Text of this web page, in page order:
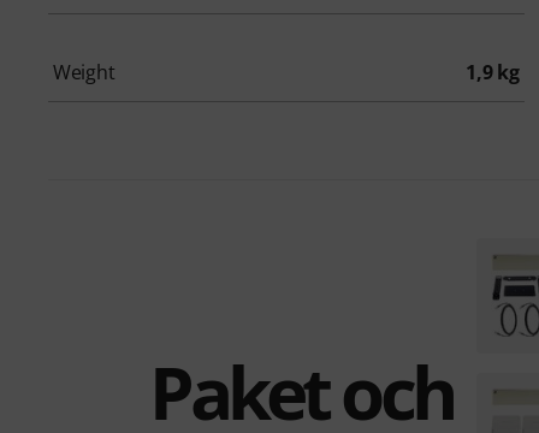
Weight 1,9 kg
Paket och